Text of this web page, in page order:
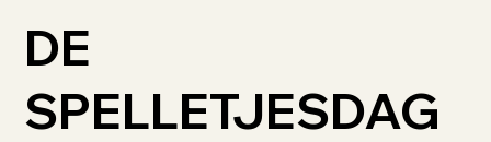
DE
SPELLETJESDAG